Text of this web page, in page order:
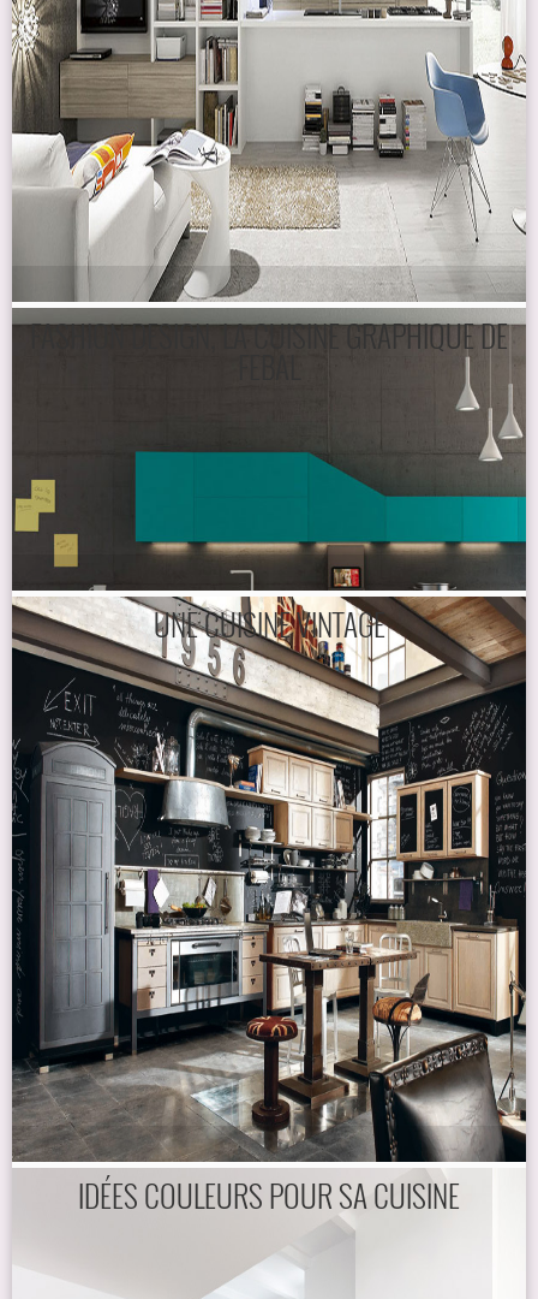
FASHION DESIGN, LA CUISINE GRAPHIQUE DE
UNE CUISINE VINTAGE
IDÉES COULEURS POUR SA CUISINE